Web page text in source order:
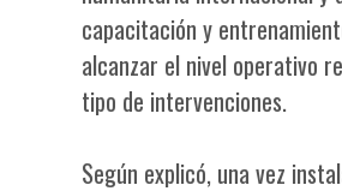
capacitación y
alcanzar el nivel operativo
tipo de intervenciones.
Según explicó, una vez